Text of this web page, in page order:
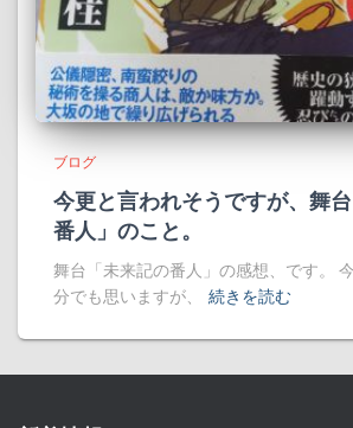
ブログ
今更と言われそうですが、舞
番人」のこと。
舞台「未来記の番人」の感想、です。
分でも思いますが、
続きを読む